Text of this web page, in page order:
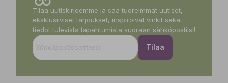
Tilaa uutiskirjeemme ja saa tuoreimmat uutiset,
eksklusiiviset tarjoukset, inspiroivat vinkit sekä
tiedot tulevista tapahtumista suoraan sähköpostiisi!
Tilaa